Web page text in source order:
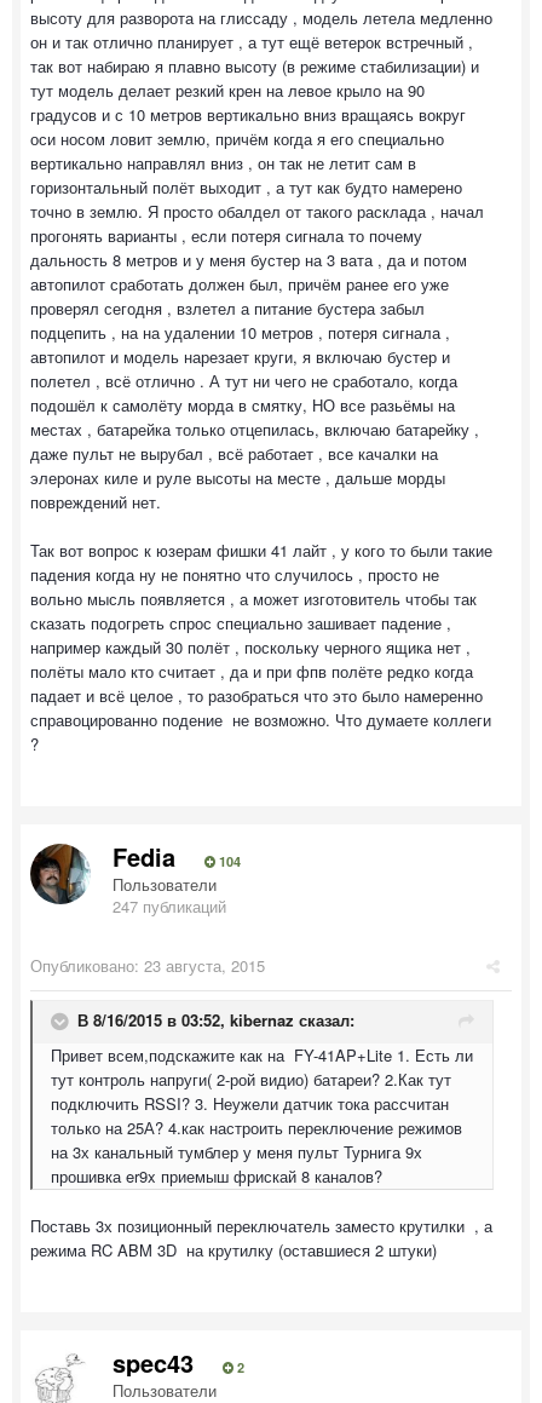
высоту для разворота на глиссаду , модель летела медленно
он и так отлично планирует , а тут ещё ветерок встречный ,
так вот набираю я плавно высоту (в режиме стабилизации) и
тут модель делает резкий крен на левое крыло на 90
градусов и с 10 метров вертикально вниз вращаясь вокруг
оси носом ловит землю, причём когда я его специально
вертикально направлял вниз , он так не летит сам в
горизонтальный полёт выходит , а тут как будто намерено
точно в землю. Я просто обалдел от такого расклада , начал
прогонять варианты , если потеря сигнала то почему
дальность 8 метров и у меня бустер на 3 вата , да и потом
автопилот сработать должен был, причём ранее его уже
проверял сегодня , взлетел а питание бустера забыл
подцепить , на на удалении 10 метров , потеря сигнала ,
автопилот и модель нарезает круги, я включаю бустер и
полетел , всё отлично . А тут ни чего не сработало, когда
подошёл к самолёту морда в смятку, НО все разьёмы на
местах , батарейка только отцепилась, включаю батарейку ,
даже пульт не вырубал , всё работает , все качалки на
элеронах киле и руле высоты на месте , дальше морды
повреждений нет.
Так вот вопрос к юзерам фишки 41 лайт , у кого то были такие
падения когда ну не понятно что случилось , просто не
вольно мысль появляется , а может изготовитель чтобы так
сказать подогреть спрос специально зашивает падение ,
например каждый 30 полёт , поскольку черного ящика нет ,
полёты мало кто считает , да и при фпв полёте редко когда
падает и всё целое , то разобраться что это было намеренно
справоцированно подение не возможно. Что думаете коллеги
?
Fedia 104
Пользователи
247 публикаций
Опубликовано: 23 августа, 2015
В 8/16/2015 в 03:52, kibernaz сказал:
Привет всем,подскажите как на FY-41AP+Lite 1. Есть ли
тут контроль напруги( 2-рой видио) батареи? 2.Как тут
подключить RSSI? 3. Неужели датчик тока рассчитан
только на 25А? 4.как настроить переключение режимов
на 3х канальный тумблер у меня пульт Турнига 9х
прошивка er9x приемыш фрискай 8 каналов?
Поставь 3х позиционный переключатель заместо крутилки , а
режима RC ABM 3D на крутилку (оставшиеся 2 штуки)
spec43 2
Пользователи